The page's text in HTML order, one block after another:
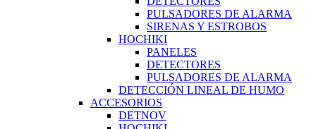
PULSADORES DE ALARMA
SIRENAS Y ESTROBOS
HOCHIKI
PANELES
DETECTORES
PULSADORES DE ALARMA
DETECCIÓN LINEAL DE HUMO
ACCESORIOS
DETNOV